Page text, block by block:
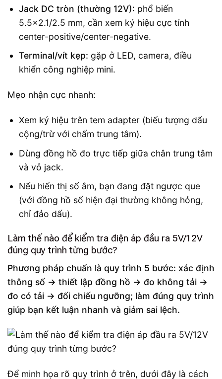
Jack DC tròn (thường 12V): phổ biến
5.5×2.1/2.5 mm, cần xem ký hiệu cực tính
center-positive/center-negative.
Terminal/vít kẹp: gặp ở LED, camera, điều
khiển công nghiệp mini.
Mẹo nhận cực nhanh:
Xem ký hiệu trên tem adapter (biểu tượng dấu
cộng/trừ với chấm trung tâm).
Dùng đồng hồ đo trực tiếp giữa chân trung tâm
và vỏ jack.
Nếu hiển thị số âm, bạn đang đặt ngược que
(với đồng hồ số hiện đại thường không hỏng,
chỉ đảo dấu).
Làm thế nào để kiểm tra điện áp đầu ra 5V/12V
đúng quy trình từng bước?
Phương pháp chuẩn là quy trình 5 bước: xác định
thông số → thiết lập đồng hồ → đo không tải →
đo có tải → đối chiếu ngưỡng; làm đúng quy trình
giúp bạn kết luận nhanh và giảm sai lệch.
Để minh họa rõ quy trình ở trên, dưới đây là cách